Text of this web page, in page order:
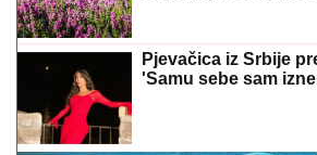
Pjevačica iz Srbije
'Samu sebe sam